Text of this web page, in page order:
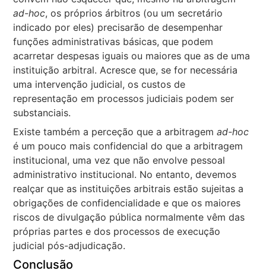
ad-hoc, os próprios árbitros (ou um secretário
indicado por eles) precisarão de desempenhar
funções administrativas básicas, que podem
acarretar despesas iguais ou maiores que as de uma
instituição arbitral. Acresce que, se for necessária
uma intervenção judicial, os custos de
representação em processos judiciais podem ser
substanciais.
Existe também a perceção que a arbitragemad-hoc
é um pouco mais confidencial do que a arbitragem
institucional, uma vez que não envolve pessoal
administrativo institucional. No entanto, devemos
realçar que as instituições arbitrais estão sujeitas a
obrigações de confidencialidade e que os maiores
riscos de divulgação pública normalmente vêm das
próprias partes e dos processos de execução
judicial pós-adjudicação.
Conclusão